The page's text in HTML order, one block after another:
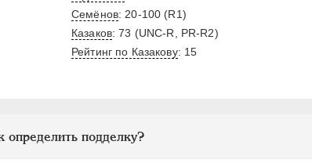
Семёнов: 20-100 (R1)
Казаков: 73 (UNC-R, PR-R2)
Рейтинг по Казакову: 15
определить подделку?